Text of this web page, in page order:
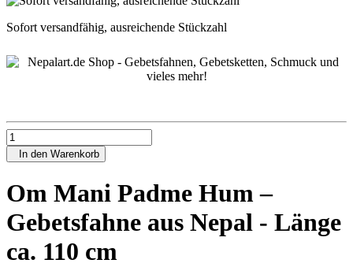
Sofort versandfähig, ausreichende Stückzahl
In den Warenkorb
Om Mani Padme Hum –
Gebetsfahne aus Nepal - Länge
ca. 110 cm